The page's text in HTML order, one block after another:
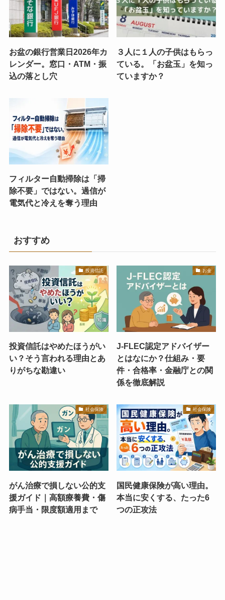
お盆の銀行営業日2026年カ
レンダー。窓口・ATM・振
込の落とし穴
３人に１人の子供はもらっ
ている。「お盆玉」を知っ
ていますか？
フィルター自動掃除は「掃
除不要」ではない。過信が
電気代と冷えを奪う理由
おすすめ
投資信託
投資信託はやめたほうがい
い？そう言われる理由とあ
りがちな勘違い
お金
J-FLEC認定アドバイザー
とはなにか？仕組み・要
件・合格率・金融庁との関
係を徹底解説
社会保険
がん治療で損しない公的支
援ガイド｜高額療養費・傷
病手当・限度額適用まで
社会保険
国民健康保険が高い理由。
本当に安くする、たった6
つの正攻法